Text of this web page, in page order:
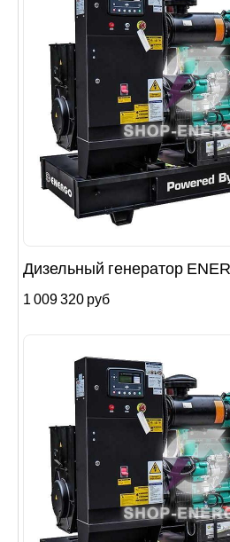
Дизельный генератор
1 009 320 руб